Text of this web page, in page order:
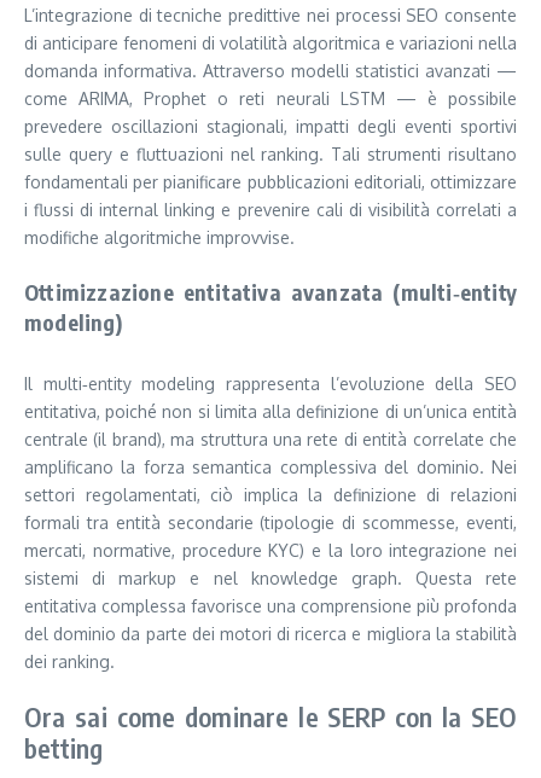
L’integrazione di tecniche predittive nei processi SEO consente
di anticipare fenomeni di volatilità algoritmica e variazioni nella
domanda informativa. Attraverso modelli statistici avanzati —
come ARIMA, Prophet o reti neurali LSTM — è possibile
prevedere oscillazioni stagionali, impatti degli eventi sportivi
sulle query e fluttuazioni nel ranking. Tali strumenti risultano
fondamentali per pianificare pubblicazioni editoriali, ottimizzare
i flussi di internal linking e prevenire cali di visibilità correlati a
modifiche algoritmiche improvvise.
Ottimizzazione entitativa avanzata (multi‑entity
modeling)
Il multi‑entity modeling rappresenta l’evoluzione della SEO
entitativa, poiché non si limita alla definizione di un’unica entità
centrale (il brand), ma struttura una rete di entità correlate che
amplificano la forza semantica complessiva del dominio. Nei
settori regolamentati, ciò implica la definizione di relazioni
formali tra entità secondarie (tipologie di scommesse, eventi,
mercati, normative, procedure KYC) e la loro integrazione nei
sistemi di markup e nel knowledge graph. Questa rete
entitativa complessa favorisce una comprensione più profonda
del dominio da parte dei motori di ricerca e migliora la stabilità
dei ranking.
Ora sai come dominare le SERP con la SEO
betting